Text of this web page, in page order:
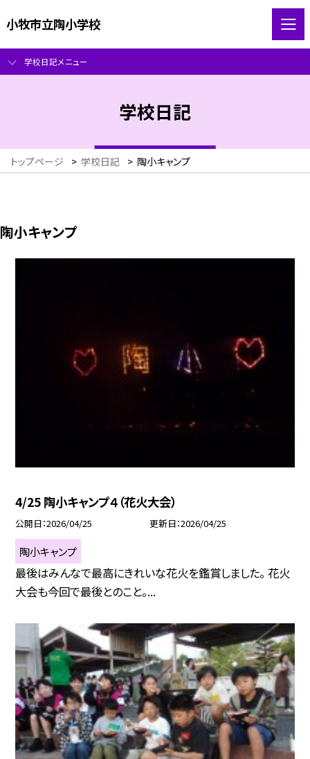
小牧市立陶小学校
学校日記メニュー
学校日記
トップページ > 学校日記 > 陶小キャンプ
陶小キャンプ
4/25 陶小キャンプ４（花火大会）
公開日 2026/04/25 更新日 2026/04/25
陶小キャンプ
最後はみんなで最高にきれいな花火を鑑賞しました。 花火
大会も今回で最後とのこと。...